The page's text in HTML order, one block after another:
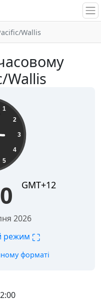
Wallis
Wallis
1
2
3
4
5
GMT+12
2026
режим ⛶
форматі